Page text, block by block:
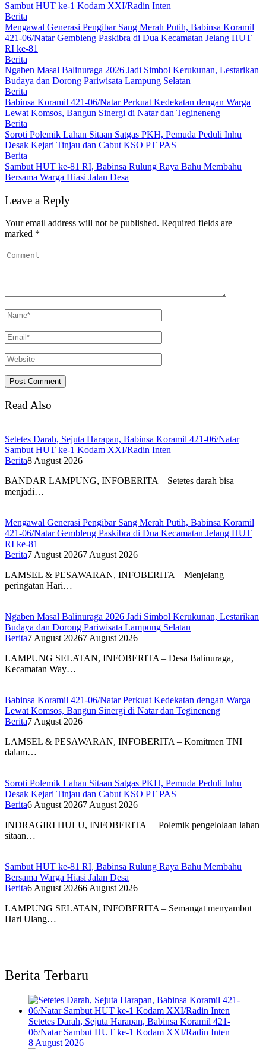
Sambut HUT ke-1 Kodam XXI/Radin Inten
Berita
Mengawal Generasi Pengibar Sang Merah Putih, Babinsa Koramil
421-06/Natar Gembleng Paskibra di Dua Kecamatan Jelang HUT
RI ke-81
Berita
Ngaben Masal Balinuraga 2026 Jadi Simbol Kerukunan, Lestarikan
Budaya dan Dorong Pariwisata Lampung Selatan
Berita
Babinsa Koramil 421-06/Natar Perkuat Kedekatan dengan Warga
Lewat Komsos, Bangun Sinergi di Natar dan Tegineneng
Berita
Soroti Polemik Lahan Sitaan Satgas PKH, Pemuda Peduli Inhu
Desak Kejari Tinjau dan Cabut KSO PT PAS
Berita
Sambut HUT ke-81 RI, Babinsa Rulung Raya Bahu Membahu
Bersama Warga Hiasi Jalan Desa
Leave a Reply
Your email address will not be published. Required fields are
marked *
Read Also
Setetes Darah, Sejuta Harapan, Babinsa Koramil 421-06/Natar
Sambut HUT ke-1 Kodam XXI/Radin Inten
Berita8 August 2026
BANDAR LAMPUNG, INFOBERITA – Setetes darah bisa
menjadi…
Mengawal Generasi Pengibar Sang Merah Putih, Babinsa Koramil
421-06/Natar Gembleng Paskibra di Dua Kecamatan Jelang HUT
RI ke-81
Berita7 August 20267 August 2026
LAMSEL & PESAWARAN, INFOBERITA – Menjelang
peringatan Hari…
Ngaben Masal Balinuraga 2026 Jadi Simbol Kerukunan, Lestarikan
Budaya dan Dorong Pariwisata Lampung Selatan
Berita7 August 20267 August 2026
LAMPUNG SELATAN, INFOBERITA – Desa Balinuraga,
Kecamatan Way…
Babinsa Koramil 421-06/Natar Perkuat Kedekatan dengan Warga
Lewat Komsos, Bangun Sinergi di Natar dan Tegineneng
Berita7 August 2026
LAMSEL & PESAWARAN, INFOBERITA – Komitmen TNI
dalam…
Soroti Polemik Lahan Sitaan Satgas PKH, Pemuda Peduli Inhu
Desak Kejari Tinjau dan Cabut KSO PT PAS
Berita6 August 20267 August 2026
INDRAGIRI HULU, INFOBERITA – Polemik pengelolaan lahan
sitaan…
Sambut HUT ke-81 RI, Babinsa Rulung Raya Bahu Membahu
Bersama Warga Hiasi Jalan Desa
Berita6 August 20266 August 2026
LAMPUNG SELATAN, INFOBERITA – Semangat menyambut
Hari Ulang…
Berita Terbaru
Setetes Darah, Sejuta Harapan, Babinsa Koramil 421-
06/Natar Sambut HUT ke-1 Kodam XXI/Radin Inten
8 August 2026